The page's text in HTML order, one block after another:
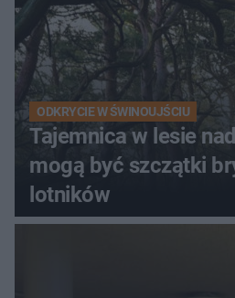
ODKRYCIE W ŚWINOUJŚCIU
Tajemnica w lesie
mogą być szczątki
lotników